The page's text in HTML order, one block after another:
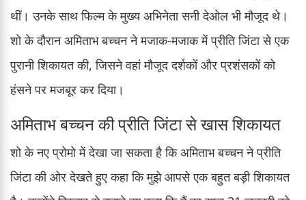
थीं। उनके साथ फिल्म के मुख्य अभिनेता सनी देओल भी मौजूद थे।
शो के दौरान अमिताभ बच्चन ने मजाक-मजाक में प्रीति जिंटा से एक
पुरानी शिकायत की, जिसने वहां मौजूद दर्शकों और प्रशंसकों को
हंसने पर मजबूर कर दिया।
अमिताभ बच्चन की प्रीति जिंटा से खास शिकायत
शो के नए प्रोमो में देखा जा सकता है कि अमिताभ बच्चन ने प्रीति
जिंटा की ओर देखते हुए कहा कि मुझे आपसे एक बहुत बड़ी शिकायत